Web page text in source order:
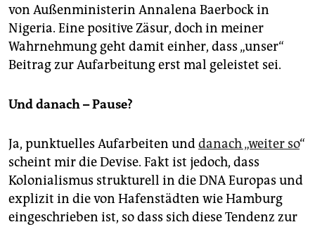
von Außenministerin Annalena Baerbock in
Nigeria. Eine positive Zäsur, doch in meiner
Wahrnehmung geht damit einher, dass „unser“
Beitrag zur Aufarbeitung erst mal geleistet sei.
Und danach – Pause?
Ja, punktuelles Aufarbeiten unddanach „weiter so“
scheint mir die Devise. Fakt ist jedoch, dass
Kolonialismus strukturell in die DNA Europas und
explizit in die von Hafenstädten wie Hamburg
eingeschrieben ist, so dass sich diese Tendenz zur